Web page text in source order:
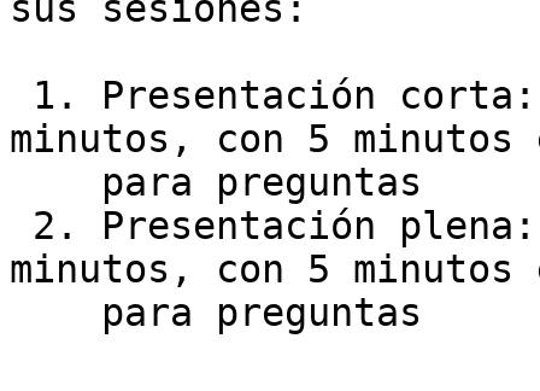
sus sesiones:
minutos, con 5 minutos
minutos, con 5 minutos